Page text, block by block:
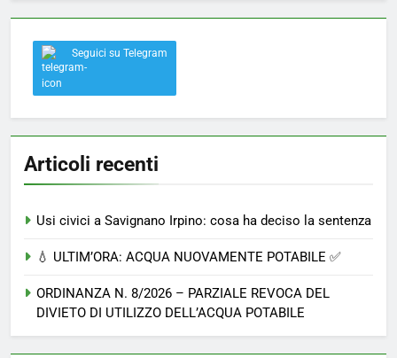
Seguici su Telegram
Articoli recenti
Usi civici a Savignano Irpino: cosa ha deciso la sentenza
💧 ULTIM’ORA: ACQUA NUOVAMENTE POTABILE ✅
ORDINANZA N. 8/2026 – PARZIALE REVOCA DEL
DIVIETO DI UTILIZZO DELL’ACQUA POTABILE